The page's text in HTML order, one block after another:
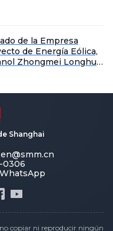
de la Empresa
de Energía Eólica,
Zhongmei Longhua
Shanghai
0306
no copiar ni reproducir ningún